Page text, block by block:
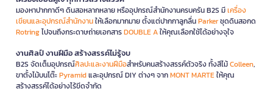
มองหาปากกาดีๆ ดินสอหลากหลาย หรืออุปกรณ์สำนักงานครบครัน B2S มีเครื่อง
เขียนและอุปกรณ์สำนักงานให้เลือกมากมาย ตั้งแต่ปากกาลูกลื่นParkerชุดดินสอกด
Rotringไปจนถึงกระดาษถ่ายเอกสารDOUBLE Aให้คุณเลือกใช้ได้อย่างจุใจ
งานศิลป์ งานฝีมือ สร้างสรรค์ไม่รู้จบ
B2S จัดเต็มอุปกรณ์ศิลปะและงานฝีมือสำหรับคนสร้างสรรค์ตัวจริง ทั้งสีไม้Colleen,
ขาตั้งไม้บนโต๊ะPyramidและอุปกรณ์ DIY ต่างๆ จากMONT MARTEให้คุณ
สร้างสรรค์ได้อย่างไร้ขีดจำกัด